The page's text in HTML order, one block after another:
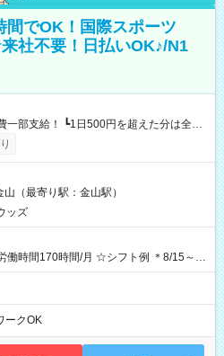
でOK！国際スポーツ
社不要！日払いOK♪/N1
方は自己負担となります ★日払い
いたその日に現金GET♪ お仕事後はコン
（最寄り駅：金山駅）
ッズ
間/月 ☆シフト例 ＊8/15～
～12：00 17：00～21：00 ＊8/31
ります！ 12：00～16：00 ＊9/6～
ークOK